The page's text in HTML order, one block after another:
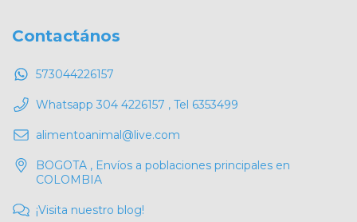
Contactános
573044226157
Whatsapp 304 4226157 , Tel 6353499
alimentoanimal@live.com
BOGOTA , Envíos a poblaciones principales en
COLOMBIA
¡Visita nuestro blog!